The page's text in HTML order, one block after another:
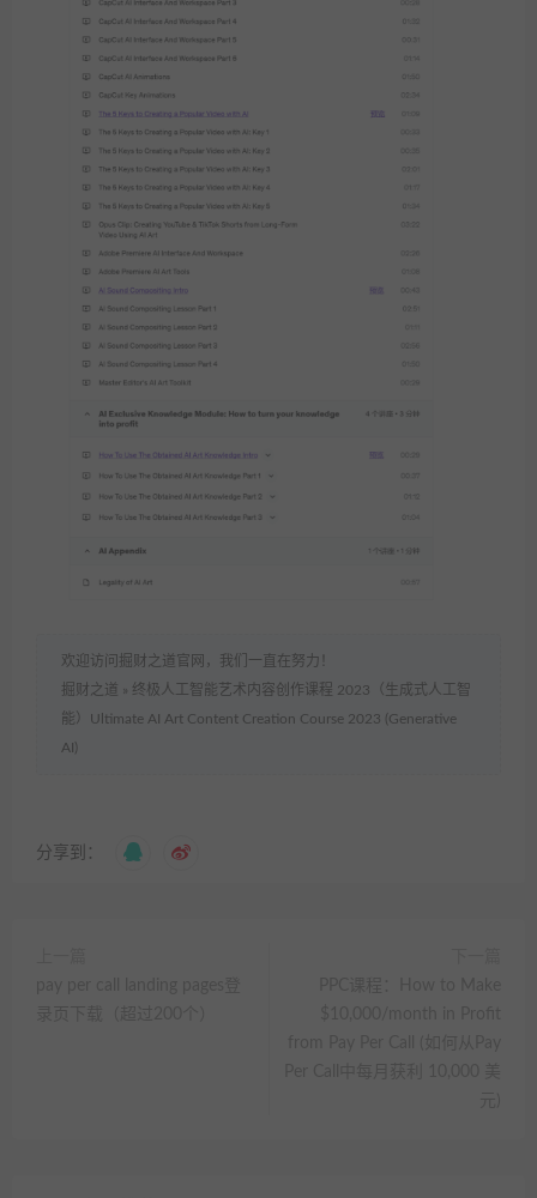
欢迎访问掘财之道官网，我们一直在努力！
掘财之道 » 终极人工智能艺术内容创作课程 2023（生成式人工智
能）Ultimate AI Art Content Creation Course 2023 (Generative
AI)
分享到：